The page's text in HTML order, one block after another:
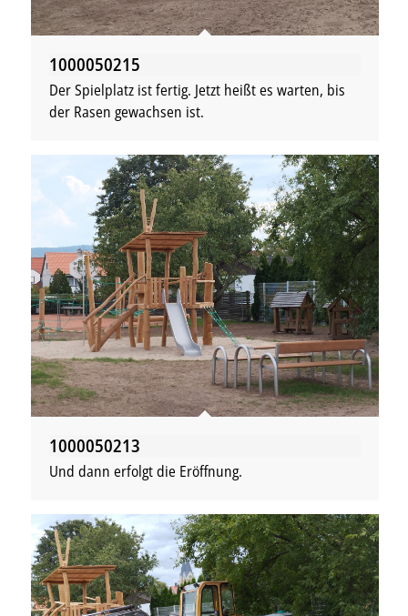
1000050215
Der Spielplatz ist fertig. Jetzt heißt es warten, bis
der Rasen gewachsen ist.
1000050213
Und dann erfolgt die Eröffnung.